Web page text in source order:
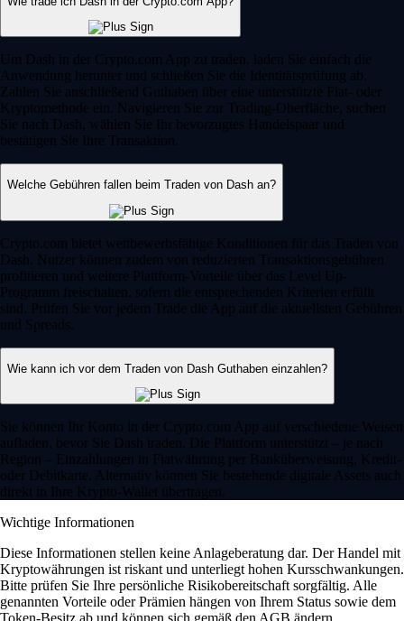
Um Dash in der Crypto.com App zu traden, laden Sie einfach die
Anwendung herunter und schließen Sie die Identitätsprüfung ab.
Zahlen Sie anschließend Guthaben über eine unterstützte Fiat- oder
Kryptomethode ein. Navigieren Sie zur Trading-Oberfläche, suchen
Sie nach Dash, wählen Sie Ihr bevorzugtes Handelspaar und
bestätigen Sie Ihre Transaktion.
Welche Gebühren fallen beim Traden von Dash an?
Crypto.com bietet wettbewerbsfähige Konditionen für das Traden von
Dash. Nutzer können zudem von reduzierten Transaktionsgebühren
profitieren und weitere Plattform-Vorteile über das Level Up-
Programm freischalten, sofern die entsprechenden Kriterien erfüllt
sind. Prüfen Sie vor jedem Trade die App auf die aktuellsten Gebühren
und Spreads.
Wie kann ich vor dem Traden von Dash Guthaben einzahlen?
Sie können Ihr Konto in der Crypto.com App auf verschiedene Weisen
aufladen, bevor Sie Dash traden. Die Plattform unterstützt – je nach
Region – Einzahlungen in Fiatwährung per Banküberweisung, Kredit-
oder Debitkarte. Alternativ können Sie bestehende digitale Assets auch
direkt in Ihre Krypto-Wallet übertragen.
Wichtige Informationen
Diese Informationen stellen keine Anlageberatung dar. Der Handel mit
Kryptowährungen ist riskant und unterliegt hohen Kursschwankungen.
Bitte prüfen Sie Ihre persönliche Risikobereitschaft sorgfältig. Alle
genannten Vorteile oder Prämien hängen von Ihrem Status sowie dem